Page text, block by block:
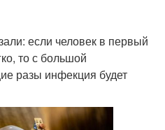
если человек в первый
то с большой
разы инфекция будет